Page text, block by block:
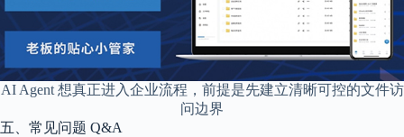
AI Agent 想真正进入企业流程，前提是先建立清晰可控的文件访
问边界
五、常见问题 Q&A